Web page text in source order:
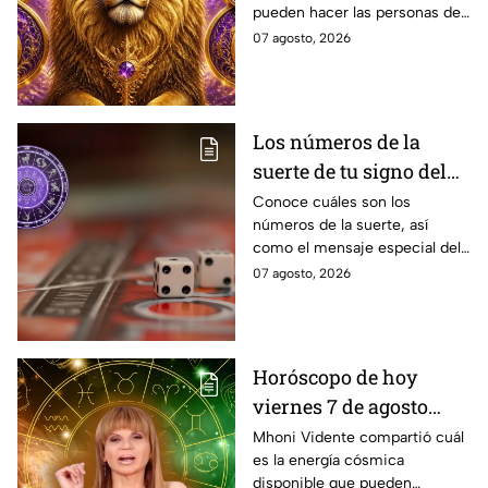
abundancia
pueden hacer las personas de
cada signo del zodiaco para
07 agosto, 2026
Los números de la
suerte de tu signo del
zodíaco hoy viernes 7
de agosto
Conoce cuáles son los
números de la suerte, así
como el mensaje especial del
universo para cada uno de los
07 agosto, 2026
Horóscopo de hoy
viernes 7 de agosto
estas son las
predicciones de Mhoni
Mhoni Vidente compartió cuál
es la energía cósmica
disponible que pueden